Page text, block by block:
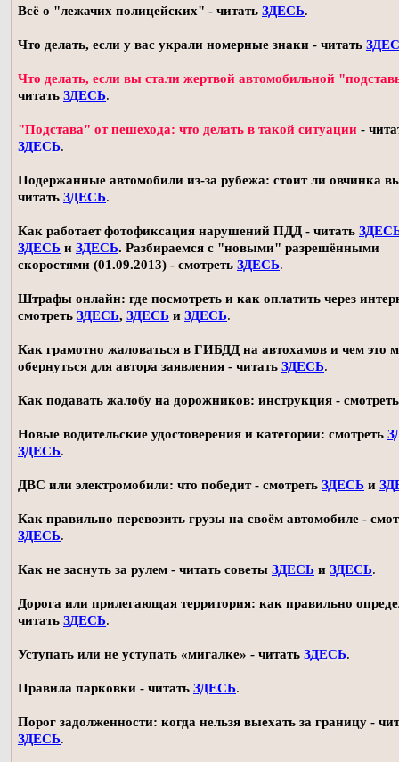
Всё о "лежачих полицейских" - читать ЗДЕСЬ.
Что делать, если у вас украли номерные знаки - читать
Что делать, если вы стали жертвой автомобильной
читать ЗДЕСЬ.
"Подстава" от пешехода: что делать в такой ситуации -
ЗДЕСЬ.
Подержанные автомобили из-за рубежа: стоит ли овчинка
читать ЗДЕСЬ.
Как работает фотофиксация нарушений ПДД - читать
ЗДЕСЬ и ЗДЕСЬ. Разбираемся с "новыми" разрешёнными
скоростями (01.09.2013) - смотреть ЗДЕСЬ.
Штрафы онлайн: где посмотреть и как оплатить через
смотреть ЗДЕСЬ, ЗДЕСЬ и ЗДЕСЬ.
Как грамотно жаловаться в ГИБДД на автохамов и чем это
обернуться для автора заявления - читать ЗДЕСЬ.
Как подавать жалобу на дорожников: инструкция -
Новые водительские удостоверения и категории: смотреть
ЗДЕСЬ.
ДВС или электромобили: что победит - смотреть ЗДЕСЬ и
Как правильно перевозить грузы на своём автомобиле -
ЗДЕСЬ.
Как не заснуть за рулем - читать советы ЗДЕСЬ и ЗДЕСЬ.
Дорога или прилегающая территория: как правильно
читать ЗДЕСЬ.
Уступать или не уступать «мигалке» - читать ЗДЕСЬ.
Правила парковки - читать ЗДЕСЬ.
Порог задолженности: когда нельзя выехать за границу -
ЗДЕСЬ.